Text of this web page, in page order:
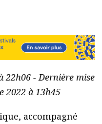
22h06 - Dernière mise
2022 à 13h45
accompagné